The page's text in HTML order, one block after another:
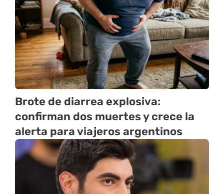
Brote de diarrea explosiva:
confirman dos muertes y crece la
alerta para viajeros argentinos